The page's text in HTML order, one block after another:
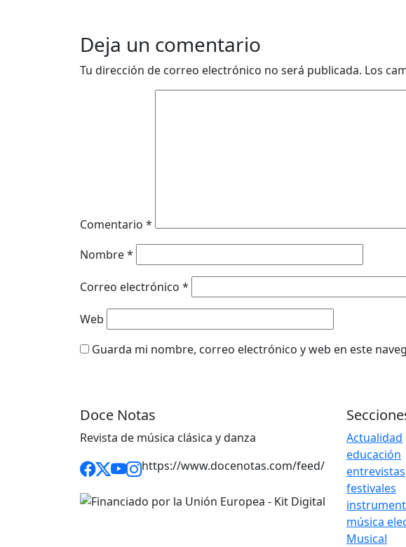
Deja un comentario
Tu dirección de correo electrónico no será publicada. Los
Comentario *
Nombre*
Correo electrónico *
Web
Guarda mi nombre, correo electrónico y web en este
Doce Notas
Revista de música clásica y danza
https://www.docenotas.com/feed/
Actualidad
educación
entrevistas
festivales
música
Musical